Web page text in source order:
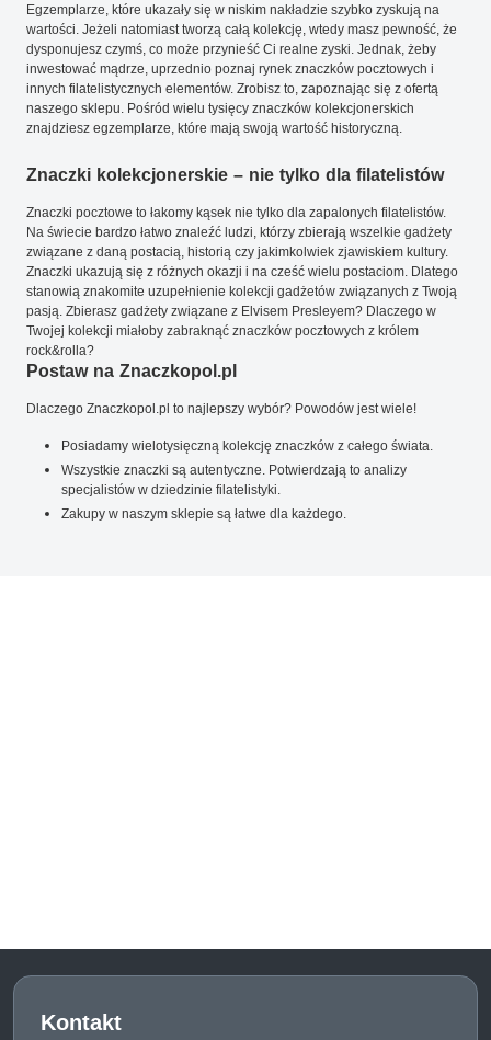
Egzemplarze, które ukazały się w niskim nakładzie szybko zyskują na
wartości. Jeżeli natomiast tworzą całą kolekcję, wtedy masz pewność, że
dysponujesz czymś, co może przynieść Ci realne zyski. Jednak, żeby
inwestować mądrze, uprzednio poznaj rynek znaczków pocztowych i
innych filatelistycznych elementów. Zrobisz to, zapoznając się z ofertą
naszego sklepu. Pośród wielu tysięcy znaczków kolekcjonerskich
znajdziesz egzemplarze, które mają swoją wartość historyczną.
Znaczki kolekcjonerskie – nie tylko dla filatelistów
Znaczki pocztowe to łakomy kąsek nie tylko dla zapalonych filatelistów.
Na świecie bardzo łatwo znaleźć ludzi, którzy zbierają wszelkie gadżety
związane z daną postacią, historią czy jakimkolwiek zjawiskiem kultury.
Znaczki ukazują się z różnych okazji i na cześć wielu postaciom. Dlatego
stanowią znakomite uzupełnienie kolekcji gadżetów związanych z Twoją
pasją. Zbierasz gadżety związane z Elvisem Presleyem? Dlaczego w
Twojej kolekcji miałoby zabraknąć znaczków pocztowych z królem
rock&rolla?
Postaw na Znaczkopol.pl
Dlaczego Znaczkopol.pl to najlepszy wybór? Powodów jest wiele!
Posiadamy wielotysięczną kolekcję znaczków z całego świata.
Wszystkie znaczki są autentyczne. Potwierdzają to analizy
specjalistów w dziedzinie filatelistyki.
Zakupy w naszym sklepie są łatwe dla każdego.
Kontakt